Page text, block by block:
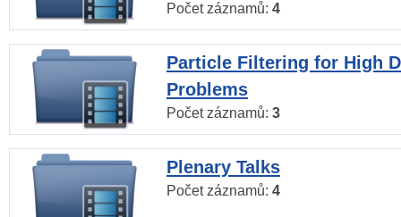
Počet záznamů: 4
Particle Filtering for High
Problems
Počet záznamů: 3
Plenary Talks
Počet záznamů: 4